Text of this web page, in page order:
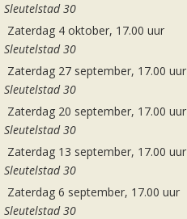
Sleutelstad 30
Zaterdag 4 oktober, 17.00 uur
Sleutelstad 30
Zaterdag 27 september, 17.00 uur
Sleutelstad 30
Zaterdag 20 september, 17.00 uur
Sleutelstad 30
Zaterdag 13 september, 17.00 uur
Sleutelstad 30
Zaterdag 6 september, 17.00 uur
Sleutelstad 30